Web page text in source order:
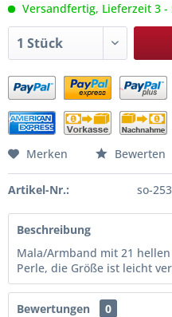
Versandfertig, Lieferzeit 3
Merken Bewerten
Artikel-Nr.: so-
Beschreibung
Mala/Armband mit 21
Perle, die Größe ist leicht
Bewertungen
0